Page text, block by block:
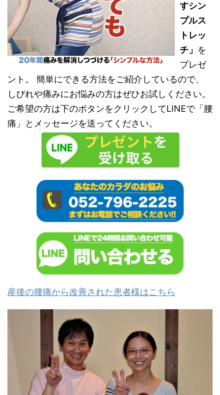
すシン
プルス
トレッ
チ」 を
プレゼ
ント。 簡単にできる方法をご紹介しているので、
しびれや痛みにお悩みの方はぜひお試しください。
ご希望の方は下のボタンをクリックしてLINEで「腰
痛」とメッセージを送ってください。
産後の腰痛から改善された患者様はこちら